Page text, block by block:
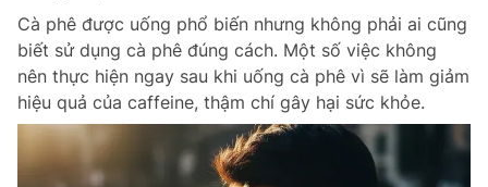
Cà phê được uống phổ biến nhưng không phải ai cũng
biết sử dụng cà phê đúng cách. Một số việc không
nên thực hiện ngay sau khi uống cà phê vì sẽ làm giảm
hiệu quả của caffeine, thậm chí gây hại sức khỏe.